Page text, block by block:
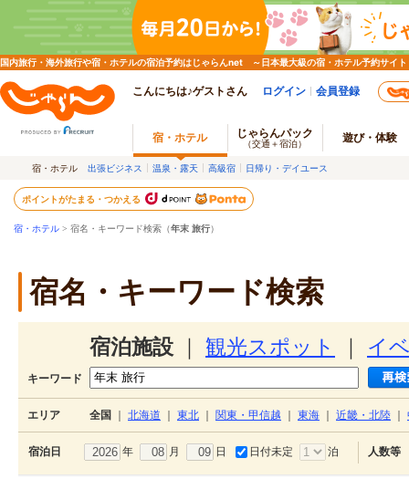
国内旅行・海外旅行や宿・ホテルの宿泊予約はじゃらんnet ～日本最大級の宿・ホテル予約サイト
こんにちは♪ゲストさん ログイン 会員登録
宿・ホテル じゃらんパック
（交通＋宿泊） 遊び・体験
宿・ホテル 出張ビジネス 温泉・露天 高級宿 日帰り・デイユース
ポイントがたまる・つかえる
宿・ホテル > 宿名・キーワード検索（年末 旅行）
宿名・キーワード検索
宿泊施設 観光スポット イ
キーワード
エリア 全国 北海道 東北 関東・甲信越 東海 近畿・北陸
宿泊日 年 月 日 日付未定 泊 人数等